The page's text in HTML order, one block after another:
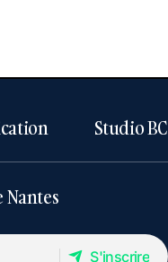
Studio BC
Nantes
S'inscrire